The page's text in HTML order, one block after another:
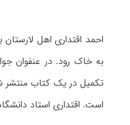
احمد اقتداری اهل
به خاک رود. در عنفوان
تکمیل در یک کتاب منتشر
است. اقتداری استاد